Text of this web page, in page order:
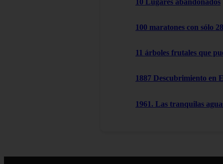
100 maratones con sólo
11 árboles frutales que
1887 Descubrimiento en
1961. Las tranquilas